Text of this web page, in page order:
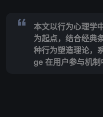
本文以行为心理学
为起点，结合经典
种行为塑造理论，
ge 在用户参与机